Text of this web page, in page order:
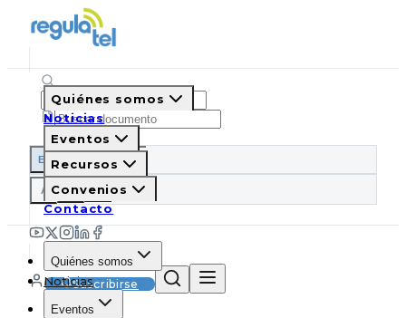
ES IT
A A A
Suscribirse
Quiénes somos
Noticias
Eventos
Recursos
Convenios
Contacto
Quiénes somos
Noticias
Eventos